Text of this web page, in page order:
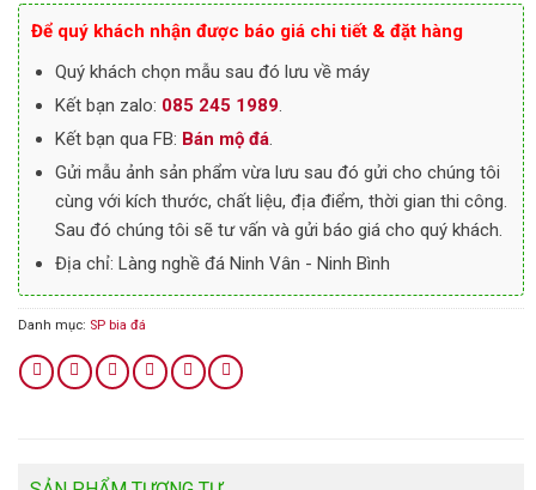
Để quý khách nhận được báo giá chi tiết & đặt hàng
Quý khách chọn mẫu sau đó lưu về máy
Kết bạn zalo: 085 245 1989.
Kết bạn qua FB: Bán mộ đá.
Gửi mẫu ảnh sản phẩm vừa lưu sau đó gửi cho chúng tôi
cùng với kích thước, chất liệu, địa điểm, thời gian thi công.
Sau đó chúng tôi sẽ tư vấn và gửi báo giá cho quý khách.
Địa chỉ: Làng nghề đá Ninh Vân - Ninh Bình
Danh mục: SP bia đá